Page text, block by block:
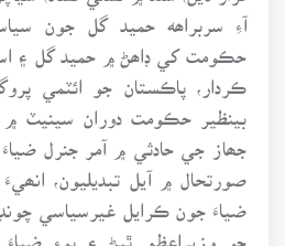
آءِ سربراھه حميد گل جون
حڪومت کي ڊاھڻ ۾ حميد گل ۽
ڪردار، پاڪستان جو ائٽمي
بينظير حڪومت دوران
جھاز جي حادثي ۾ آمر جنرل
ضياءَ جون ڪرايل غيرسياسي
جو وزيراعظم ٿيڻ ۽ پوءِ ضياءَ